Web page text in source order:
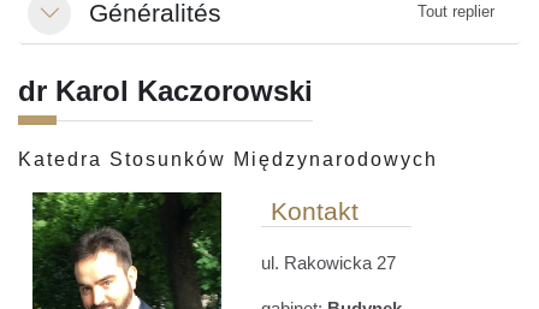
ReplierGénéralités Tout replier
dr Karol Kaczorowski
Katedra Stosunków Międzynarodowych
Kontakt
ul. Rakowicka 27